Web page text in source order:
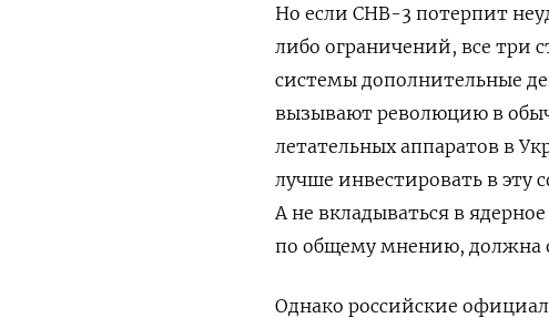
Но если СНВ-3 потерпит
либо ограничений, все три
системы дополнительные
вызывают революцию в
летательных аппаратов в
лучше инвестировать в эту
А не вкладываться в
по общему мнению, должна
Однако российские